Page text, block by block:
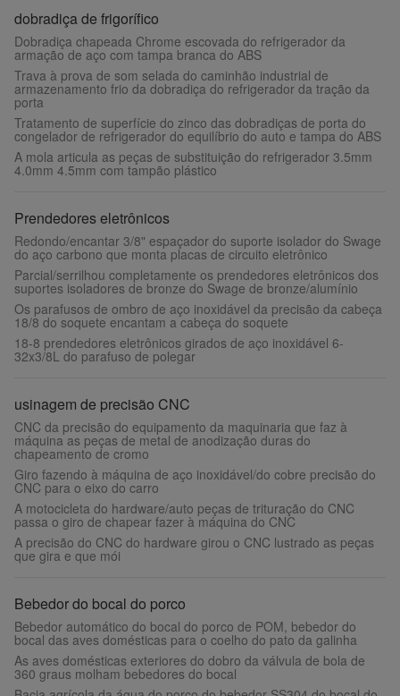
dobradiça de frigorífico
Dobradiça chapeada Chrome escovada do refrigerador da
armação de aço com tampa branca do ABS
Trava à prova de som selada do caminhão industrial de
armazenamento frio da dobradiça do refrigerador da tração da
porta
Tratamento de superfície do zinco das dobradiças de porta do
congelador de refrigerador do equilíbrio do auto e tampa do ABS
A mola articula as peças de substituição do refrigerador 3.5mm
4.0mm 4.5mm com tampão plástico
Prendedores eletrônicos
Redondo/encantar 3/8" espaçador do suporte isolador do Swage
do aço carbono que monta placas de circuito eletrônico
Parcial/serrilhou completamente os prendedores eletrônicos dos
suportes isoladores de bronze do Swage de bronze/alumínio
Os parafusos de ombro de aço inoxidável da precisão da cabeça
18/8 do soquete encantam a cabeça do soquete
18-8 prendedores eletrônicos girados de aço inoxidável 6-
32x3/8L do parafuso de polegar
usinagem de precisão CNC
CNC da precisão do equipamento da maquinaria que faz à
máquina as peças de metal de anodização duras do
chapeamento de cromo
Giro fazendo à máquina de aço inoxidável/do cobre precisão do
CNC para o eixo do carro
A motocicleta do hardware/auto peças de trituração do CNC
passa o giro de chapear fazer à máquina do CNC
A precisão do CNC do hardware girou o CNC lustrado as peças
que gira e que mói
Bebedor do bocal do porco
Bebedor automático do bocal do porco de POM, bebedor do
bocal das aves domésticas para o coelho do pato da galinha
As aves domésticas exteriores do dobro da válvula de bola de
360 graus molham bebedores do bocal